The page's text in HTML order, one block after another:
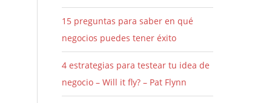
15 preguntas para saber en qué
negocios puedes tener éxito
4 estrategias para testear tu idea de
negocio – Will it fly? – Pat Flynn